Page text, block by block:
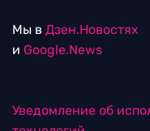
Мы в Дзен.Новостях
и Google.News
Уведомление об